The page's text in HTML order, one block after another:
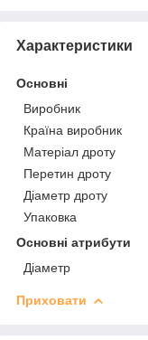
Характеристики
Основні
Виробник
Країна виробник
Матеріал дроту
Перетин дроту
Діаметр дроту
Упаковка
Основні атрибути
Діаметр
Приховати